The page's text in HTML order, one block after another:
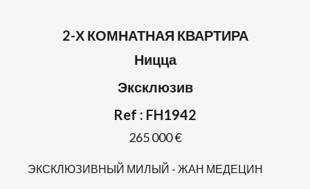
2-Х КОМНАТНАЯ КВАРТИРА
Ницца
Эксклюзив
Ref : FH1942
265 000 €
ЭКСКЛЮЗИВНЫЙ МИЛЫЙ - ЖАН МЕДЕЦИН